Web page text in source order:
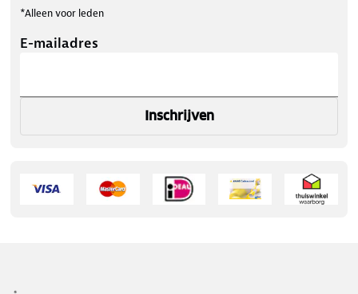
*Alleen voor leden
E-mailadres
Inschrijven